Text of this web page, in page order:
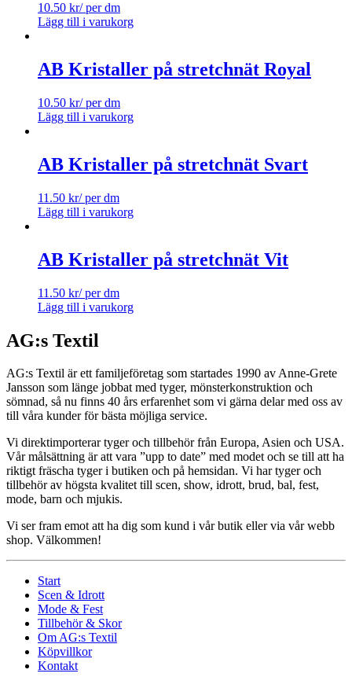
10.50 kr/ per dm
Lägg till i varukorg
AB Kristaller på stretchnät Royal
10.50 kr/ per dm
Lägg till i varukorg
AB Kristaller på stretchnät Svart
11.50 kr/ per dm
Lägg till i varukorg
AB Kristaller på stretchnät Vit
11.50 kr/ per dm
Lägg till i varukorg
AG:s Textil
AG:s Textil är ett familjeföretag som startades 1990 av Anne-Grete
Jansson som länge jobbat med tyger, mönsterkonstruktion och
sömnad, så nu finns 40 års erfarenhet som vi gärna delar med oss av
till våra kunder för bästa möjliga service.
Vi direktimporterar tyger och tillbehör från Europa, Asien och USA.
Vår målsättning är att vara ”upp to date” med modet och se till att ha
riktigt fräscha tyger i butiken och på hemsidan. Vi har tyger och
tillbehör av högsta kvalitet till scen, show, idrott, brud, bal, fest,
mode, barn och mjukis.
Vi ser fram emot att ha dig som kund i vår butik eller via vår webb
shop. Välkommen!
Start
Scen & Idrott
Mode & Fest
Tillbehör & Skor
Om AG:s Textil
Köpvillkor
Kontakt